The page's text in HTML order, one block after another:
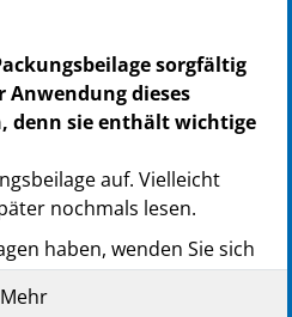
sorgfältig
Anwendung dieses
denn sie enthält wichtige
auf. Vielleicht
nochmals lesen.
haben, wenden Sie sich
oder das medizinische
Mehr